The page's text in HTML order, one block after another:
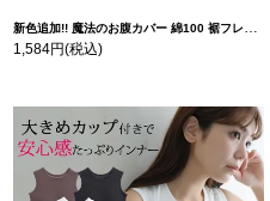
新色追加!! 魔法のお腹カバー 綿100 裾フレア Tシャツ | 大きいサイズの通販ならハッピーマリリン
1,584円(税込)